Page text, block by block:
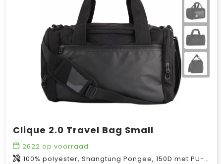
Clique 2.0 Travel Bag Small
2622 op voorraad
100% polyester, Shangtung Pongee, 150D met PU-coating.